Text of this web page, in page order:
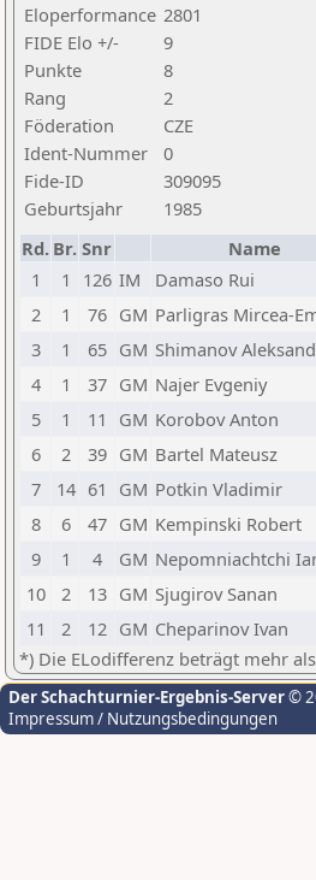
Eloperformance 2801
FIDE Elo +/-
9
Punkte
8
Rang
2
Föderation
CZE
Ident-Nummer
0
Fide-ID
309095
Geburtsjahr
1985
Rd. Br. Snr Name
1
1 126 IM Damaso Rui
2
1 76 GM Parligras Mircea-
3
1 65 GM Shimanov
4
1 37 GM Najer Evgeniy
5
1 11 GM Korobov Anton
6
2 39 GM Bartel Mateusz
7
14 61 GM Potkin Vladimir
8
6 47 GM Kempinski Robert
9
1 4 GM Nepomniachtchi
10
2 13 GM Sjugirov Sanan
11
2 12 GM Cheparinov Ivan
*) Die ELodifferenz beträgt mehr
Der Schachturnier-Ergebnis-Server©
Impressum / Nutzungsbedingungen